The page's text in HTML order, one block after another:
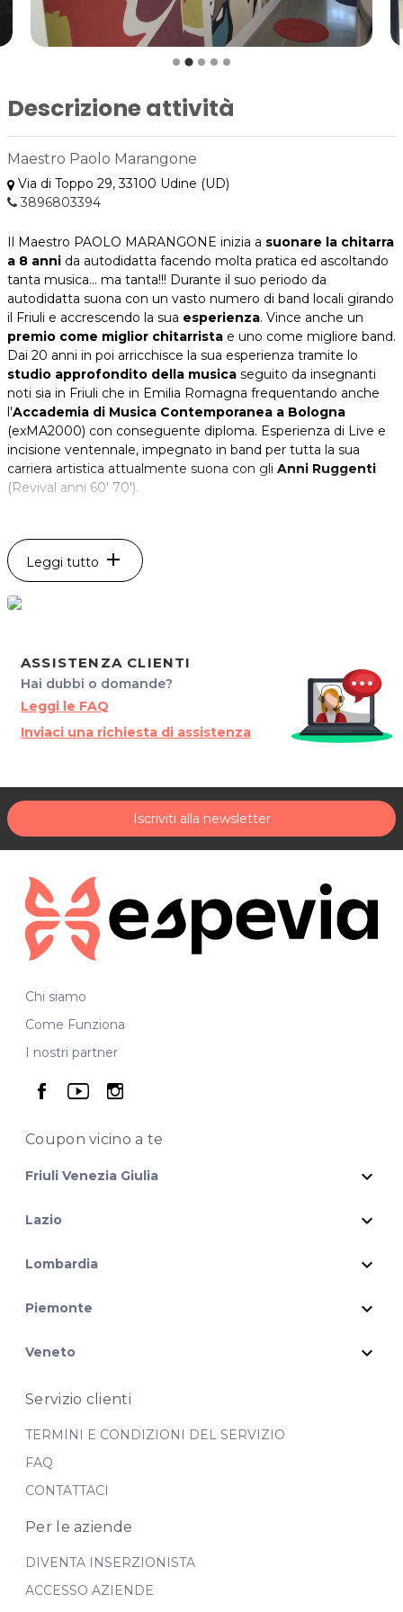
Descrizione attività
Maestro Paolo Marangone
Via di Toppo 29, 33100 Udine (UD)
3896803394
Il Maestro PAOLO MARANGONE inizia a suonare la chitarra
a 8 anni da autodidatta facendo molta pratica ed ascoltando
tanta musica... ma tanta!!! Durante il suo periodo da
autodidatta suona con un vasto numero di band locali girando
il Friuli e accrescendo la sua esperienza. Vince anche un
premio come miglior chitarrista e uno come migliore band.
Dai 20 anni in poi arricchisce la sua esperienza tramite lo
studio approfondito della musica seguito da insegnanti
noti sia in Friuli che in Emilia Romagna frequentando anche
l'Accademia di Musica Contemporanea a Bologna
(exMA2000) con conseguente diploma. Esperienza di Live e
incisione ventennale, impegnato in band per tutta la sua
carriera artistica attualmente suona con gli Anni Ruggenti
(Revival anni 60' 70').
Maestro PAOLO MARANGONE!
*Prezzi di listino verificati in data 02/02/2017.
Su appuntamento.
c/o Scuola di Musica "Music Art"
Via Manin, 6/9
Per ulteriori informazioni sull'offerta o sulle modalità di
acquisto scrivi a
posta@espevia.it
Leggi tutto add
ASSISTENZA CLIENTI
Hai dubbi o domande?
Leggi le FAQ
Inviaci una richiesta di assistenza
Iscriviti alla newsletter
Chi siamo
Come Funziona
I nostri partner
seguici su facebook
seguici su youtube
seguici su instagram
Coupon vicinoa te
Friuli Venezia Giulia expand_more
Lazio expand_more
Lombardia expand_more
Piemonte expand_more
Veneto expand_more
Servizio clienti
TERMINI E CONDIZIONI DEL SERVIZIO
FAQ
CONTATTACI
Per le aziende
DIVENTA INSERZIONISTA
ACCESSO AZIENDE